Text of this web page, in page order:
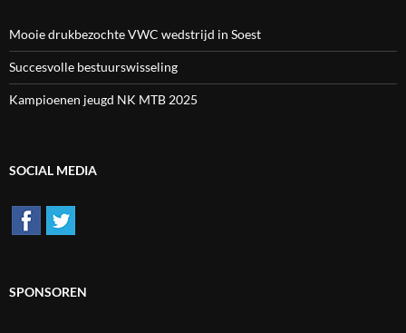
Mooie drukbezochte VWC wedstrijd in Soest
Succesvolle bestuurswisseling
Kampioenen jeugd NK MTB 2025
SOCIAL MEDIA
SPONSOREN